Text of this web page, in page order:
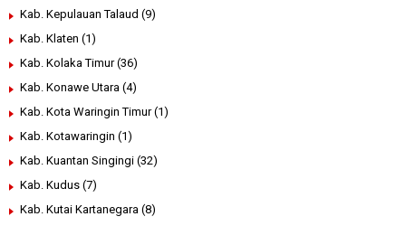
Kab. Kepulauan Talaud (9)
Kab. Klaten (1)
Kab. Kolaka Timur (36)
Kab. Konawe Utara (4)
Kab. Kota Waringin Timur (1)
Kab. Kotawaringin (1)
Kab. Kuantan Singingi (32)
Kab. Kudus (7)
Kab. Kutai Kartanegara (8)